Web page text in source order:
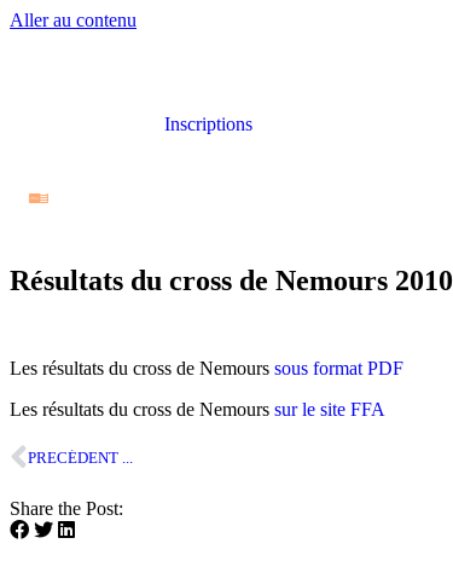
Aller au contenu
Inscriptions
Résultats du cross de Nemours 2010
Les résultats du cross de Nemours sous format PDF
Les résultats du cross de Nemours sur le site FFA
PRECÉDENT ...
Share the Post: